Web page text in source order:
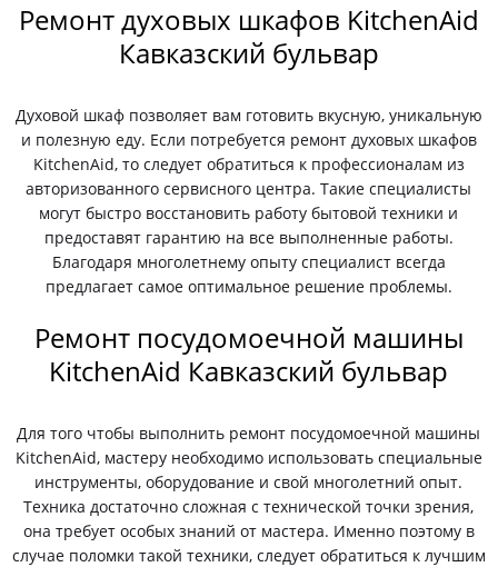
Ремонт духовых шкафов KitchenAid
Кавказский бульвар
Духовой шкаф позволяет вам готовить вкусную, уникальную
и полезную еду. Если потребуется ремонт духовых шкафов
KitchenAid, то следует обратиться к профессионалам из
авторизованного сервисного центра. Такие специалисты
могут быстро восстановить работу бытовой техники и
предоставят гарантию на все выполненные работы.
Благодаря многолетнему опыту специалист всегда
предлагает самое оптимальное решение проблемы.
Ремонт посудомоечной машины
KitchenAid Кавказский бульвар
Для того чтобы выполнить ремонт посудомоечной машины
KitchenAid, мастеру необходимо использовать специальные
инструменты, оборудование и свой многолетний опыт.
Техника достаточно сложная с технической точки зрения,
она требует особых знаний от мастера. Именно поэтому в
случае поломки такой техники, следует обратиться к лучшим